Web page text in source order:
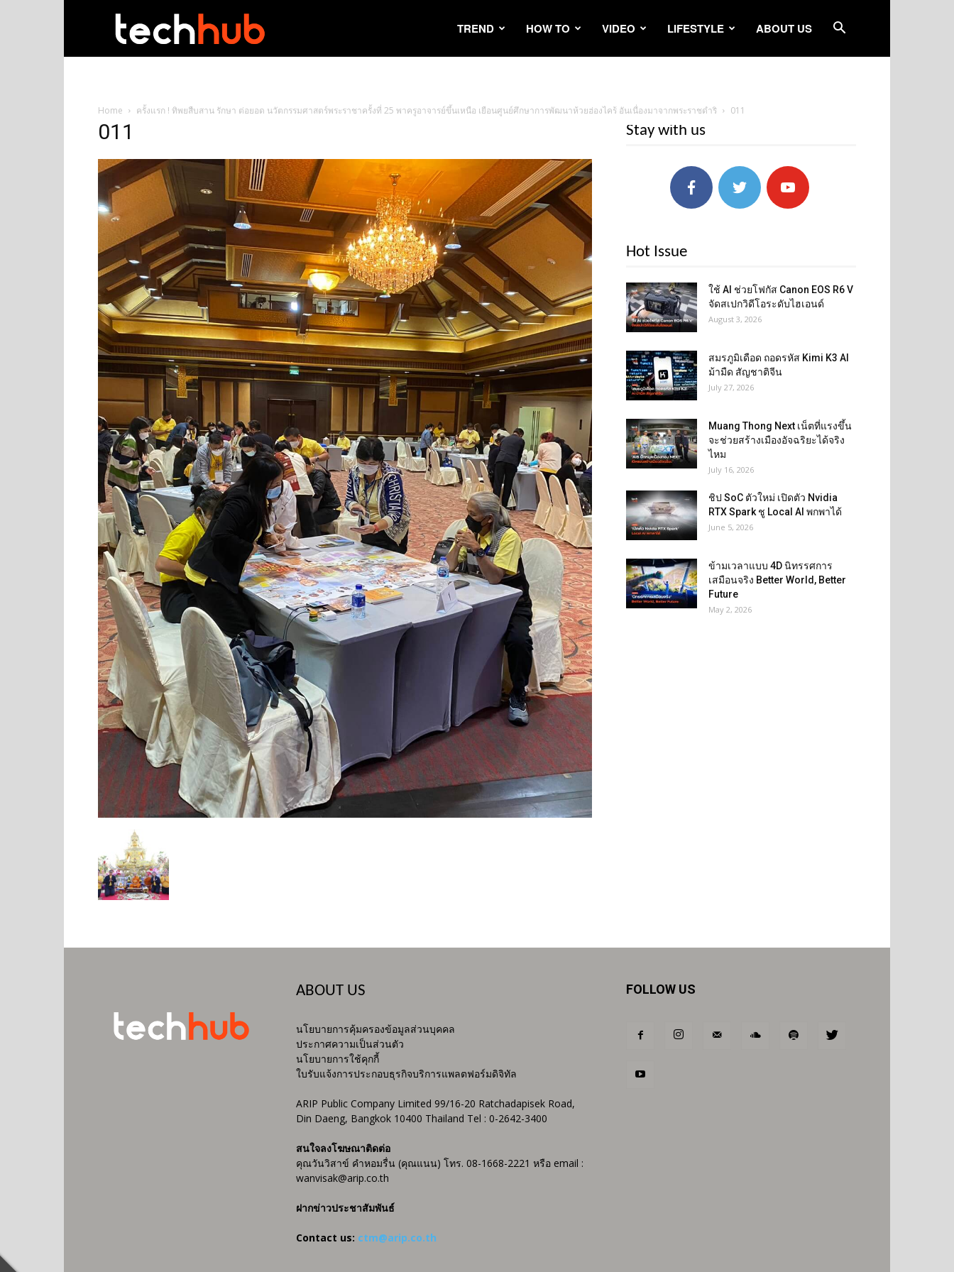
TREND HOW TO VIDEO LIFESTYLE ABOUT US
Home ครั้งแรก ! ทิพยสืบสาน รักษา ต่อยอด นวัตกรรมศาสตร์พระราชาครั้งที่ 25 พาครูอาจารย์ขึ้นเหนือ เยือนศูนย์ศึกษาการพัฒนาห้วยฮ่องไคร้ อันเนื่องมาจากพระราชดำริ 011
011 Stay with us
Hot Issue
ใช้ AI ช่วยโฟกัส Canon EOS R6 V
จัดสเปกวิดีโอระดับไฮเอนด์
August 3, 2026
สมรภูมิเดือด ถอดรหัส Kimi K3 AI
ม้ามืด สัญชาติจีน
July 27, 2026
Muang Thong Next เน็ตที่แรงขึ้น
จะช่วยสร้างเมืองอัจฉริยะได้จริง
ไหม
July 16, 2026
ชิป SoC ตัวใหม่ เปิดตัว Nvidia
RTX Spark ชู Local AI พกพาได้
June 5, 2026
ข้ามเวลาแบบ 4D นิทรรศการ
เสมือนจริง Better World, Better
Future
May 2, 2026
ABOUT US
นโยบายการคุ้มครองข้อมูลส่วนบุคคล
ประกาศความเป็นส่วนตัว
นโยบายการใช้คุกกี้
ใบรับแจ้งการประกอบธุรกิจบริการแพลตฟอร์มดิจิทัล
ARIP Public Company Limited 99/16-20 Ratchadapisek Road,
Din Daeng, Bangkok 10400 Thailand Tel : 0-2642-3400
สนใจลงโฆษณาติดต่อ
คุณวันวิสาข์ คำหอมรื่น (คุณแนน) โทร. 08-1668-2221 หรือ email :
wanvisak@arip.co.th
ฝากข่าวประชาสัมพันธ์
Contact us: ctm@arip.co.th
FOLLOW US